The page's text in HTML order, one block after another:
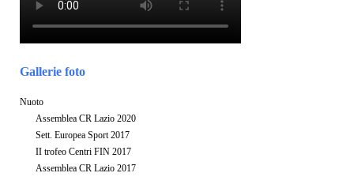
Gallerie foto
Nuoto
Assemblea CR Lazio 2020
Sett. Europea Sport 2017
II trofeo Centri FIN 2017
Assemblea CR Lazio 2017